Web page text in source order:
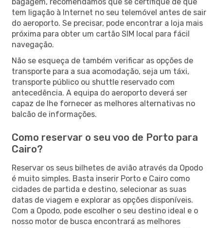
tem ligação à Internet no seu telemóvel antes de sair
do aeroporto. Se precisar, pode encontrar a loja mais
próxima para obter um cartão SIM local para fácil
navegação.
Não se esqueça de também verificar as opções de
transporte para a sua acomodação, seja um táxi,
transporte público ou shuttle reservado com
antecedência. A equipa do aeroporto deverá ser
capaz de lhe fornecer as melhores alternativas no
balcão de informações.
Como reservar o seu voo de Porto para
Cairo?
Reservar os seus bilhetes de avião através da Opodo
é muito simples. Basta inserir Porto e Cairo como
cidades de partida e destino, selecionar as suas
datas de viagem e explorar as opções disponíveis.
Com a Opodo, pode escolher o seu destino ideal e o
nosso motor de busca encontrará as melhores